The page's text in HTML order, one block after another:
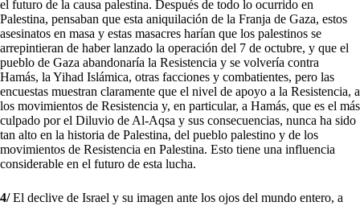
el futuro de la causa palestina. Después de todo lo ocurrido en
Palestina, pensaban que esta aniquilación de la Franja de Gaza, estos
asesinatos en masa y estas masacres harían que los palestinos se
arrepintieran de haber lanzado la operación del 7 de octubre, y que el
pueblo de Gaza abandonaría la Resistencia y se volvería contra
Hamás, la Yihad Islámica, otras facciones y combatientes, pero las
encuestas muestran claramente que el nivel de apoyo a la Resistencia, a
los movimientos de Resistencia y, en particular, a Hamás, que es el más
culpado por el Diluvio de Al-Aqsa y sus consecuencias, nunca ha sido
tan alto en la historia de Palestina, del pueblo palestino y de los
movimientos de Resistencia en Palestina. Esto tiene una influencia
considerable en el futuro de esta lucha.
4/El declive de Israel y su imagen ante los ojos del mundo entero, a